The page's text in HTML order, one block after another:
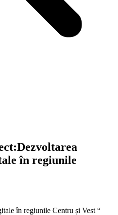
în regiunile
în regiunile Centru și Vest “